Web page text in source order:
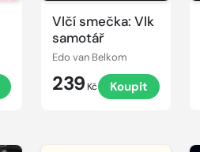
Vlčí smečka: Vlk
samotář
Edo van Belkom
239 Kč Koupit